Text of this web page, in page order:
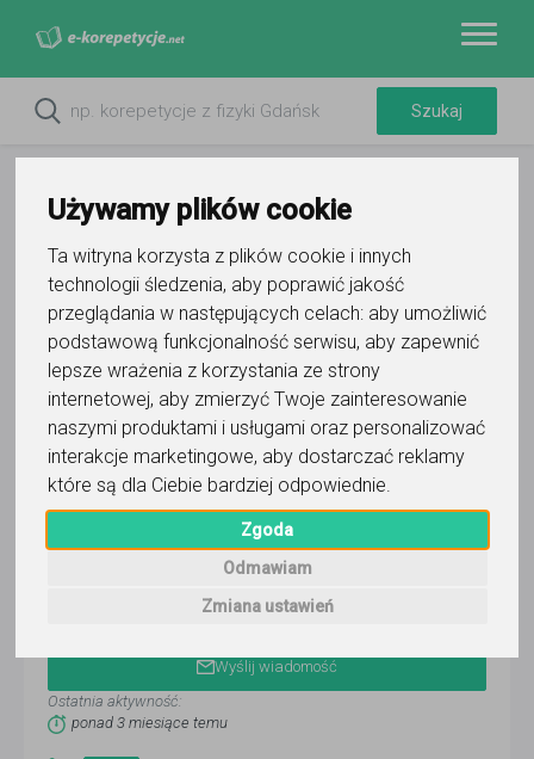
Używamy plików cookie
Ta witryna korzysta z plików cookie i innych
technologii śledzenia, aby poprawić jakość
przeglądania w następujących celach: aby umożliwić
podstawową funkcjonalność serwisu, aby zapewnić
lepsze wrażenia z korzystania ze strony
internetowej, aby zmierzyć Twoje zainteresowanie
naszymi produktami i usługami oraz personalizować
interakcje marketingowe, aby dostarczać reklamy
które są dla Ciebie bardziej odpowiednie
Zgoda
Odmawiam
Zmiana ustawień
Do ulubionych
Oznacz wystąpienie kontaktu
Wyślij wiadomość
Ostatnia aktywność:
ponad 3 miesiące temu